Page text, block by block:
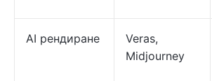
AI рендиране
Veras,
Midjourney